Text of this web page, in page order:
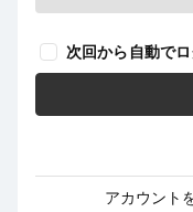
次回から自動で
アカウント